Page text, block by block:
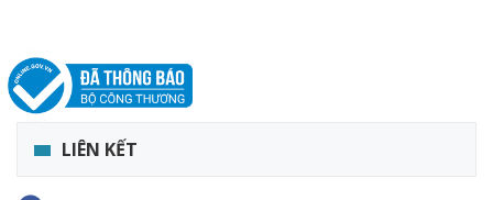
LIÊN KẾT